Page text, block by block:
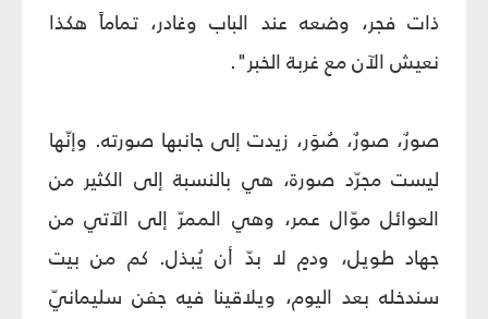
ذات فجر، وضعه عند الباب وغادر، تماماً هكذا
نعيش الآن مع غربة الخبر".
صورٌ، صورٌ، صُوَر، زيدت إلى جانبها صورته. وإنّها
ليست مجرّد صورة، هي بالنسبة إلى الكثير من
العوائل موّال عمر، وهي الممرّ إلى الآتي من
جهاد طويل، ودمٍ لا بدّ أن يُبذل. كم من بيت
سندخله بعد اليوم، ويلاقينا فيه جفن سليمانيّ